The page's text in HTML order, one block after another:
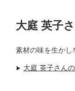
大庭 英子
素材の味を生かし
▶ 大庭 英子さん